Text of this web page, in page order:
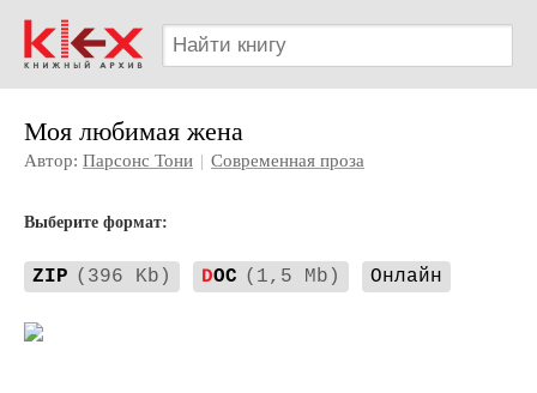
Моя любимая жена
Автор: Парсонс Тони | Современная проза
Выберите формат:
ZIP (396 Kb) DOC (1,5 Mb) Онлайн